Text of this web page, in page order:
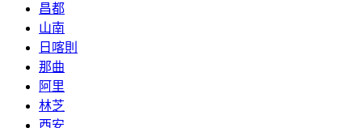
昌都
山南
日喀則
那曲
阿里
林芝
西安